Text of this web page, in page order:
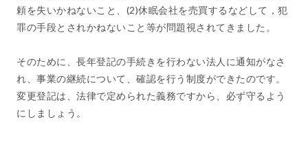
頼を失いかねないこと、(2)休眠会社を売買するなどして，犯
罪の手段とされかねないこと等が問題視されてきました。
そのために、長年登記の手続きを行わない法人に通知がなさ
れ、事業の継続について、確認を行う制度ができたのです。
変更登記は、法律で定められた義務ですから、必ず守るよう
にしましょう。